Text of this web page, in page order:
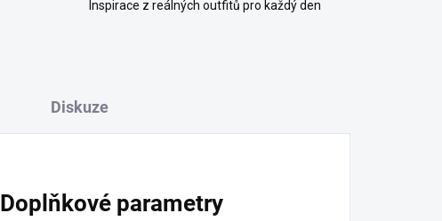
Inspirace z reálných outfitů pro každý den
Diskuze
Doplňkové parametry